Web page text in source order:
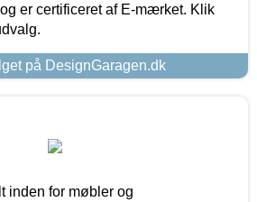
er certificeret af E-mærket. Klik
på DesignGaragen.dk
inden for møbler og